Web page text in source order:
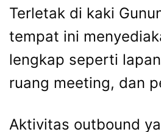
Terletak di kaki
tempat ini
lengkap seperti
ruang meeting, dan
Aktivitas outbound